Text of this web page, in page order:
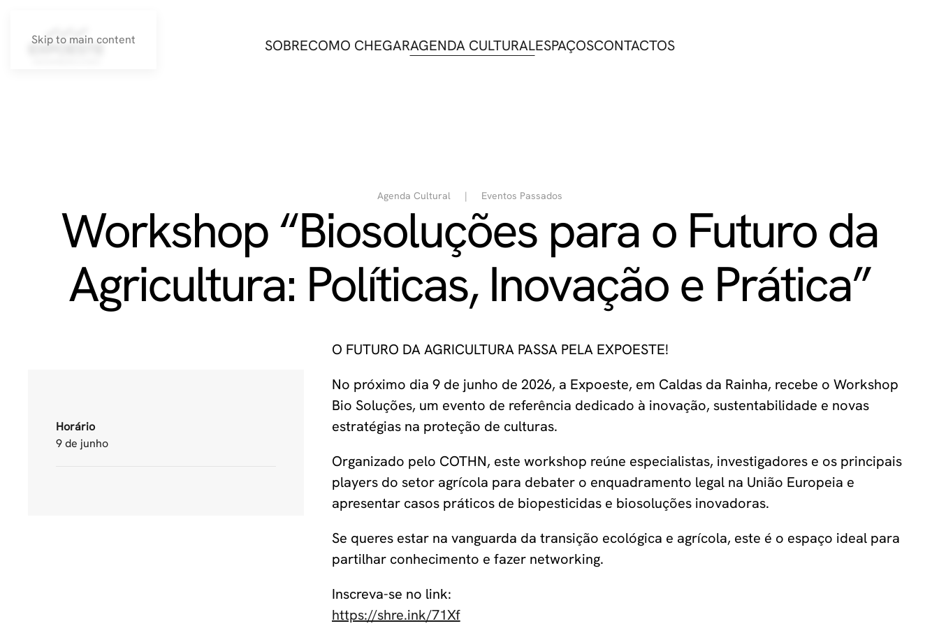
Skip to main content SOBRECOMO CHEGARAGENDA CULTURALESPAÇOSCONTACTOS
Agenda Cultural Eventos Passados
Workshop “Biosoluções para o Futuro da
Agricultura: Políticas, Inovação e Prática”
O FUTURO DA AGRICULTURA PASSA PELA EXPOESTE!
No próximo dia 9 de junho de 2026, a Expoeste, em Caldas da Rainha, recebe o Workshop
Bio Soluções, um evento de referência dedicado à inovação, sustentabilidade e novas
estratégias na proteção de culturas.
Organizado pelo COTHN, este workshop reúne especialistas, investigadores e os principais
players do setor agrícola para debater o enquadramento legal na União Europeia e
apresentar casos práticos de biopesticidas e biosoluções inovadoras.
Se queres estar na vanguarda da transição ecológica e agrícola, este é o espaço ideal para
partilhar conhecimento e fazer networking.
Inscreva-se no link:
https://shre.ink/71Xf
Horário
9 de junho